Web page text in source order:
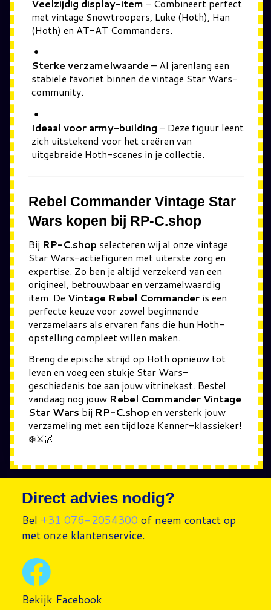
Veelzijdig display-item – Combineert perfect
met vintage Snowtroopers, Luke (Hoth), Han
(Hoth) en AT-AT Commanders.
Sterke verzamelwaarde – Al jarenlang een
stabiele favoriet binnen de vintage Star Wars-
community.
Ideaal voor army-building – Deze figuur leent
zich uitstekend voor het creëren van
uitgebreide Hoth-scenes in je collectie.
Rebel Commander Vintage Star
Wars kopen bij RP-C.shop
Bij RP-C.shop selecteren wij al onze vintage
Star Wars-actiefiguren met uiterste zorg en
expertise. Zo ben je altijd verzekerd van een
origineel, betrouwbaar en verzamelwaardig
item. De Vintage Rebel Commander is een
perfecte keuze voor zowel beginnende
verzamelaars als ervaren fans die hun Hoth-
opstelling compleet willen maken.
Breng de epische strijd op Hoth opnieuw tot
leven en voeg een stukje Star Wars-
geschiedenis toe aan jouw vitrinekast. Bestel
vandaag nog jouw Rebel Commander Vintage
Star Wars bij RP-C.shop en versterk jouw
verzameling met een tijdloze Kenner-klassieker!
❄️⚔️🌌
Direct advies nodig?
Bel +31 076-2054300 of neem contact op
met onze klantenservice.
Bekijk Facebook